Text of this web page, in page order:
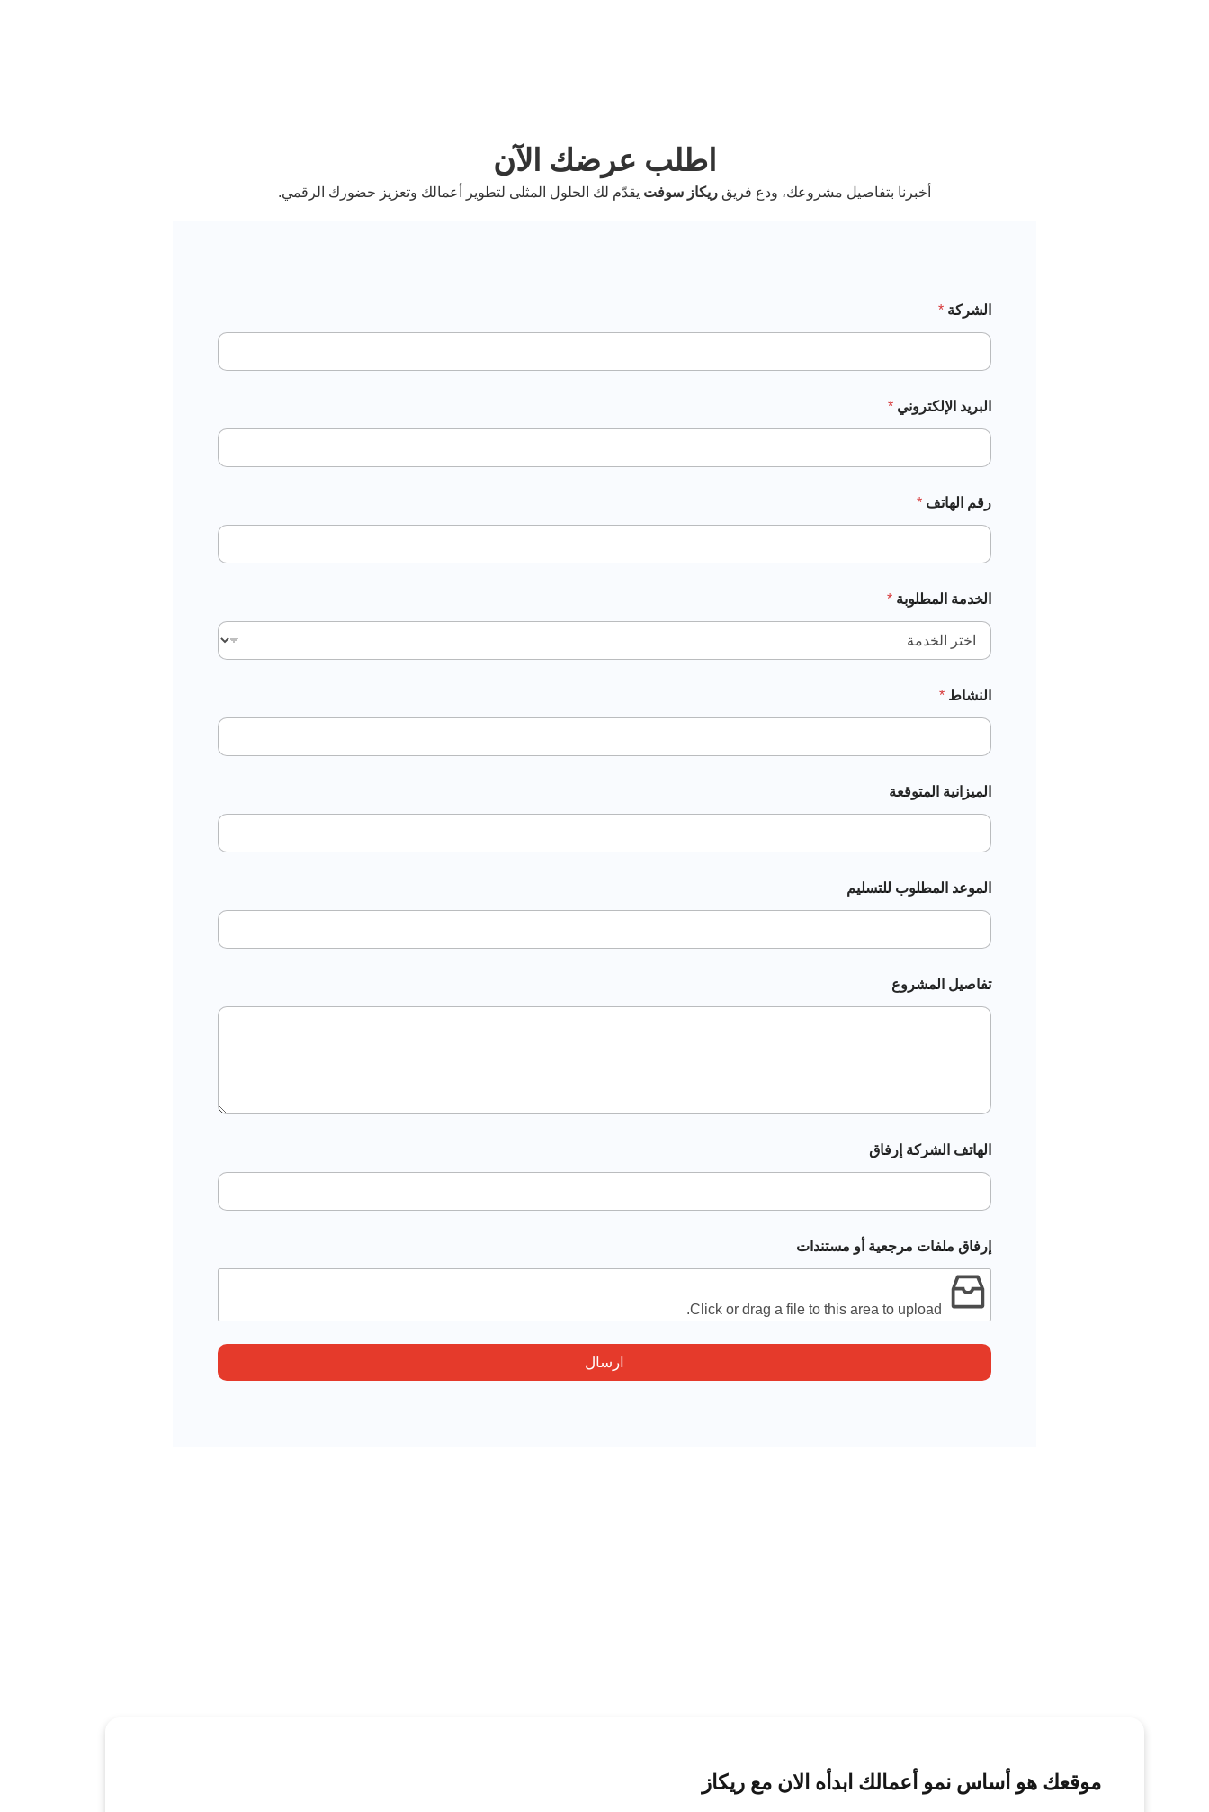
اطلب عرضك الآن
أخبرنا بتفاصيل مشروعك، ودع فريق ريكاز سوفت يقدّم لك الحلول المثلى لتطوير أعمالك وتعزيز حضورك الرقمي.
الشركة *
البريد الإلكتروني *
رقم الهاتف *
الخدمة المطلوبة *
النشاط *
الميزانية المتوقعة
الموعد المطلوب للتسليم
تفاصيل المشروع
الهاتف الشركة إرفاق
إرفاق ملفات مرجعية أو مستندات
Click or drag a file to this area to upload.
ارسال
موقعك هو أساس نمو أعمالك ابدأه الان مع ريكاز